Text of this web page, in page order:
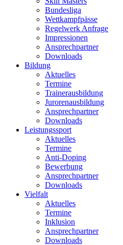
Bundesliga
Wettkampfpässe
Regelwerk Anfrage
Impressionen
Ansprechpartner
Downloads
Bildung
Aktuelles
Termine
Trainerausbildung
Jurorenausbildung
Ansprechpartner
Downloads
Leistungssport
Aktuelles
Termine
Anti-Doping
Bewerbung
Ansprechpartner
Downloads
Vielfalt
Aktuelles
Termine
Inklusion
Ansprechpartner
Downloads